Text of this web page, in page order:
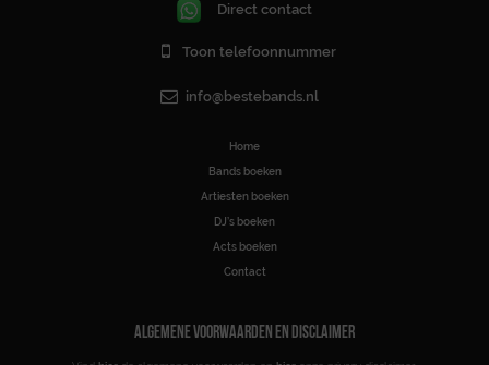
Direct contact
Toon telefoonnummer
info@bestebands.nl
Home
Bands boeken
Artiesten boeken
DJ’s boeken
Acts boeken
Contact
ALGEMENE VOORWAARDEN EN DISCLAIMER